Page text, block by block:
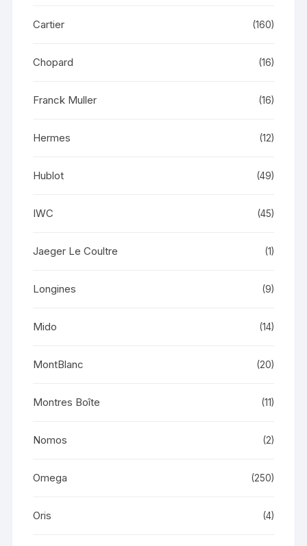
Cartier (160)
Chopard (16)
Franck Muller (16)
Hermes (12)
Hublot (49)
IWC (45)
Jaeger Le Coultre (1)
Longines (9)
Mido (14)
MontBlanc (20)
Montres Boîte (11)
Nomos (2)
Omega (250)
Oris (4)